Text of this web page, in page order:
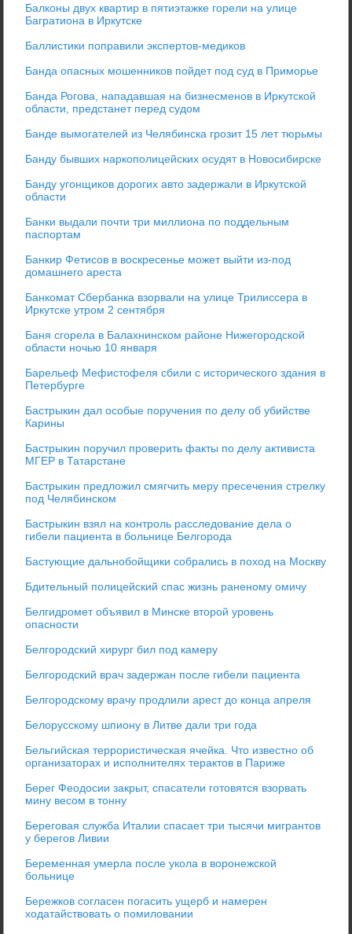
Балконы двух квартир в пятиэтажке горели на улице
Багратиона в Иркутске
Баллистики поправили экспертов-медиков
Банда опасных мошенников пойдет под суд в Приморье
Банда Рогова, нападавшая на бизнесменов в Иркутской
области, предстанет перед судом
Банде вымогателей из Челябинска грозит 15 лет тюрьмы
Банду бывших наркополицейских осудят в Новосибирске
Банду угонщиков дорогих авто задержали в Иркутской
области
Банки выдали почти три миллиона по поддельным
паспортам
Банкир Фетисов в воскресенье может выйти из-под
домашнего ареста
Банкомат Сбербанка взорвали на улице Трилиссера в
Иркутске утром 2 сентября
Баня сгорела в Балахнинском районе Нижегородской
области ночью 10 января
Барельеф Мефистофеля сбили с исторического здания в
Петербурге
Бастрыкин дал особые поручения по делу об убийстве
Карины
Бастрыкин поручил проверить факты по делу активиста
МГЕР в Татарстане
Бастрыкин предложил смягчить меру пресечения стрелку
под Челябинском
Бастрыкин взял на контроль расследование дела о
гибели пациента в больнице Белгорода
Бастующие дальнобойщики собрались в поход на Москву
Бдительный полицейский спас жизнь раненому омичу
Белгидромет объявил в Минске второй уровень
опасности
Белгородский хирург бил под камеру
Белгородский врач задержан после гибели пациента
Белгородскому врачу продлили арест до конца апреля
Белорусскому шпиону в Литве дали три года
Бельгийская террористическая ячейка. Что известно об
организаторах и исполнителях терактов в Париже
Берег Феодосии закрыт, спасатели готовятся взорвать
мину весом в тонну
Береговая служба Италии спасает три тысячи мигрантов
у берегов Ливии
Беременная умерла после укола в воронежской
больнице
Бережков согласен погасить ущерб и намерен
ходатайствовать о помиловании